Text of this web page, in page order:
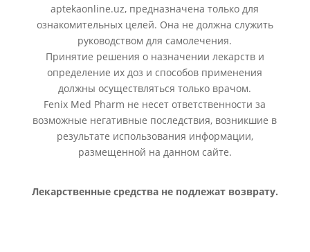
aptekaonline.uz, предназначена только для
ознакомительных целей. Она не должна служить
руководством для самолечения.
Принятие решения о назначении лекарств и
определение их доз и способов применения
должны осуществляться только врачом.
Fenix Med Pharm не несет ответственности за
возможные негативные последствия, возникшие в
результате использования информации,
размещенной на данном сайте.
Лекарственные средства не подлежат возврату.